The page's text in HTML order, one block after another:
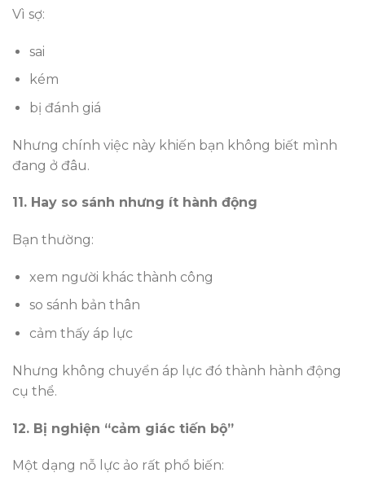
Vì sợ:
sai
kém
bị đánh giá
Nhưng chính việc này khiến bạn không biết mình
đang ở đâu.
11. Hay so sánh nhưng ít hành động
Bạn thường:
xem người khác thành công
so sánh bản thân
cảm thấy áp lực
Nhưng không chuyển áp lực đó thành hành động
cụ thể.
12. Bị nghiện “cảm giác tiến bộ”
Một dạng nỗ lực ảo rất phổ biến: